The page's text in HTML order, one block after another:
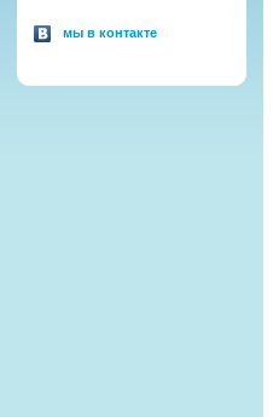
мы в контакте